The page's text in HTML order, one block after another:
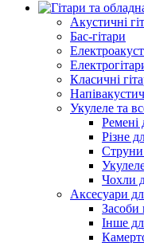
Акустичні
Бас-гітари
Класичні
Укулеле та
Ремені
Різне
Струни
Чохли
Аксесуари
Засоби
Інше